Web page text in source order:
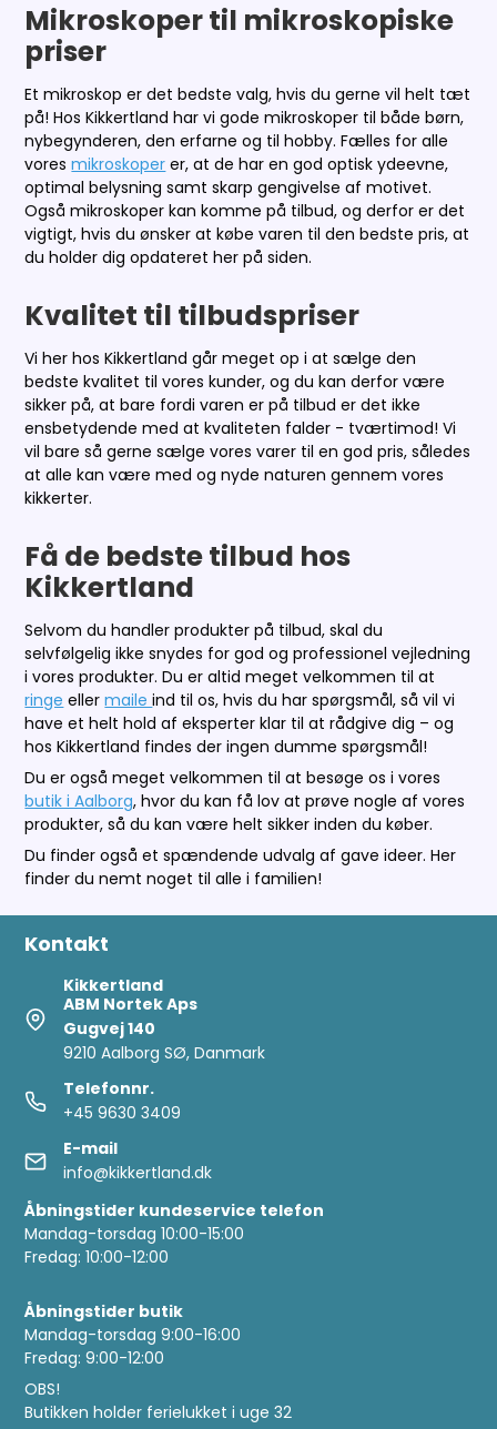
Mikroskoper til mikroskopiske
priser
Et mikroskop er det bedste valg, hvis du gerne vil helt tæt
på! Hos Kikkertland har vi gode mikroskoper til både børn,
nybegynderen, den erfarne og til hobby. Fælles for alle
voresmikroskoper er, at de har en god optisk ydeevne,
optimal belysning samt skarp gengivelse af motivet.
Også mikroskoper kan komme på tilbud, og derfor er det
vigtigt, hvis du ønsker at købe varen til den bedste pris, at
du holder dig opdateret her på siden.
Kvalitet til tilbudspriser
Vi her hos Kikkertland går meget op i at sælge den
bedste kvalitet til vores kunder, og du kan derfor være
sikker på, at bare fordi varen er på tilbud er det ikke
ensbetydende med at kvaliteten falder - tværtimod! Vi
vil bare så gerne sælge vores varer til en god pris, således
at alle kan være med og nyde naturen gennem vores
kikkerter.
Få de bedste tilbud hos
Kikkertland
Selvom du handler produkter på tilbud, skal du
selvfølgelig ikke snydes for god og professionel vejledning
i vores produkter. Du er altid meget velkommen til at
ringe ellermaileind til os, hvis du har spørgsmål, så vil vi
have et helt hold af eksperter klar til at rådgive dig – og
hos Kikkertland findes der ingen dumme spørgsmål!
Du er også meget velkommen til at besøge os i vores
butik i Aalborg, hvor du kan få lov at prøve nogle af vores
produkter, så du kan være helt sikker inden du køber.
Du finder også et spændende udvalg af gave ideer. Her
finder du nemt noget til alle i familien!
Kontakt
Kikkertland
ABM Nortek Aps
Gugvej 140
9210 Aalborg SØ, Danmark
Telefonnr.
+45 9630 3409
E-mail
info@kikkertland.dk
Åbningstider kundeservice telefon
Mandag-torsdag 10:00-15:00
Fredag: 10:00-12:00
Åbningstider butik
Mandag-torsdag 9:00-16:00
Fredag: 9:00-12:00
OBS!
Butikken holder ferielukket i uge 32